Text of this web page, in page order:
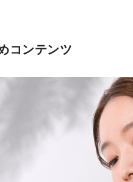
コンテンツ